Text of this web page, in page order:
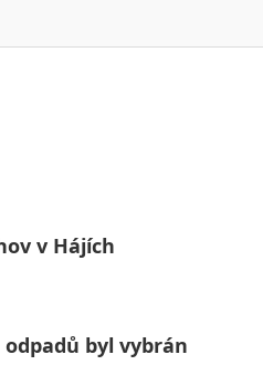
v Hájích
byl vybrán